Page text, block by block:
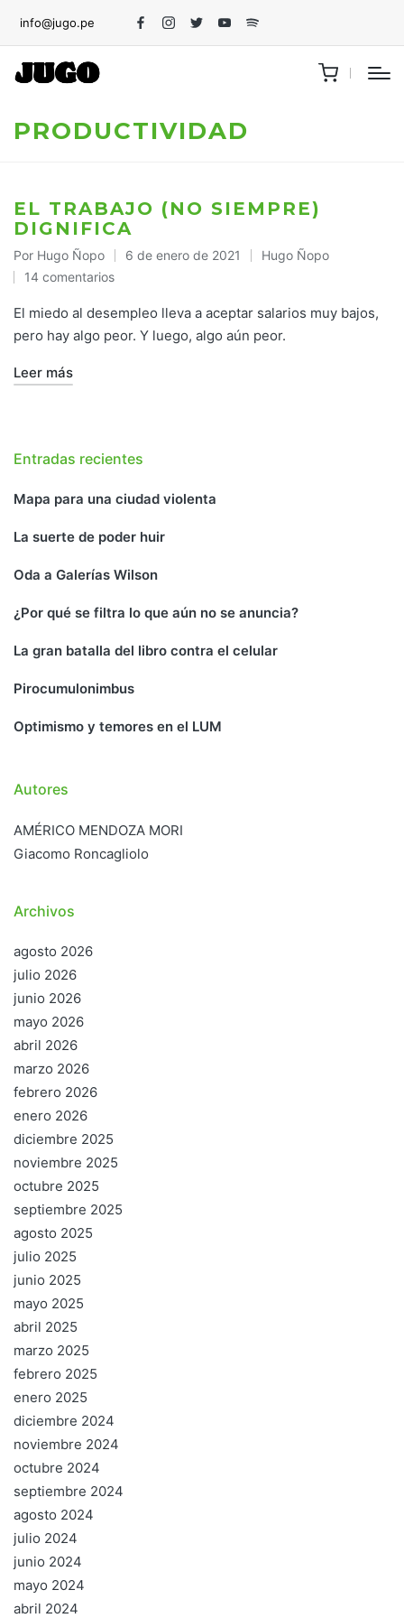
info@jugo.pe
FacebookInstagram
TwitterYoutubeSpotify
PRODUCTIVIDAD
EL TRABAJO (NO SIEMPRE)
DIGNIFICA
Publicado
por
Por Hugo Ñopo 6 de enero de 2021
Publicado
Hugo Ñopo
14 comentarios
El miedo al desempleo lleva a aceptar salarios muy bajos,
pero hay algo peor. Y luego, algo aún peor.
Leer más
Entradas recientes
Mapa para una ciudad violenta
La suerte de poder huir
Oda a Galerías Wilson
¿Por qué se filtra lo que aún no se anuncia?
La gran batalla del libro contra el celular
Pirocumulonimbus
Optimismo y temores en el LUM
Autores
AMÉRICO MENDOZA MORI
Giacomo Roncagliolo
Archivos
agosto 2026
julio 2026
junio 2026
mayo 2026
abril 2026
marzo 2026
febrero 2026
enero 2026
diciembre 2025
noviembre 2025
octubre 2025
septiembre 2025
agosto 2025
julio 2025
junio 2025
mayo 2025
abril 2025
marzo 2025
febrero 2025
enero 2025
diciembre 2024
noviembre 2024
octubre 2024
septiembre 2024
agosto 2024
julio 2024
junio 2024
mayo 2024
abril 2024